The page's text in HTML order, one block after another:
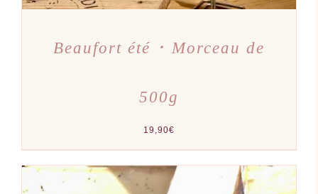
Beaufort été ･ Morceau de
500g
19,90€